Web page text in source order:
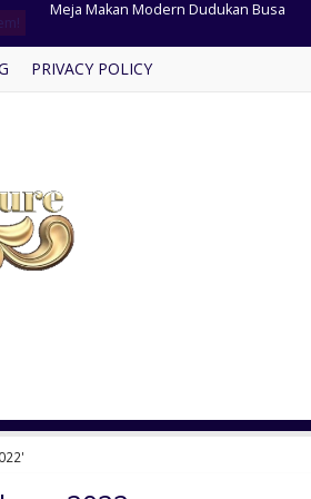
Kursi Cafe Bundar Anyaman Rotan
Kursi Tamu Mewah Warna Gold
Meja Makan Cat Putih Ukir Antik
PRIVACY POLICY